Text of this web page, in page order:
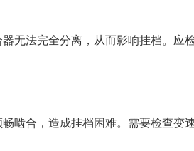
无法完全分离，从而影响挂档。应
啮合，造成挂档困难。需要检查变